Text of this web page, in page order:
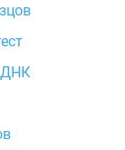
ДНК